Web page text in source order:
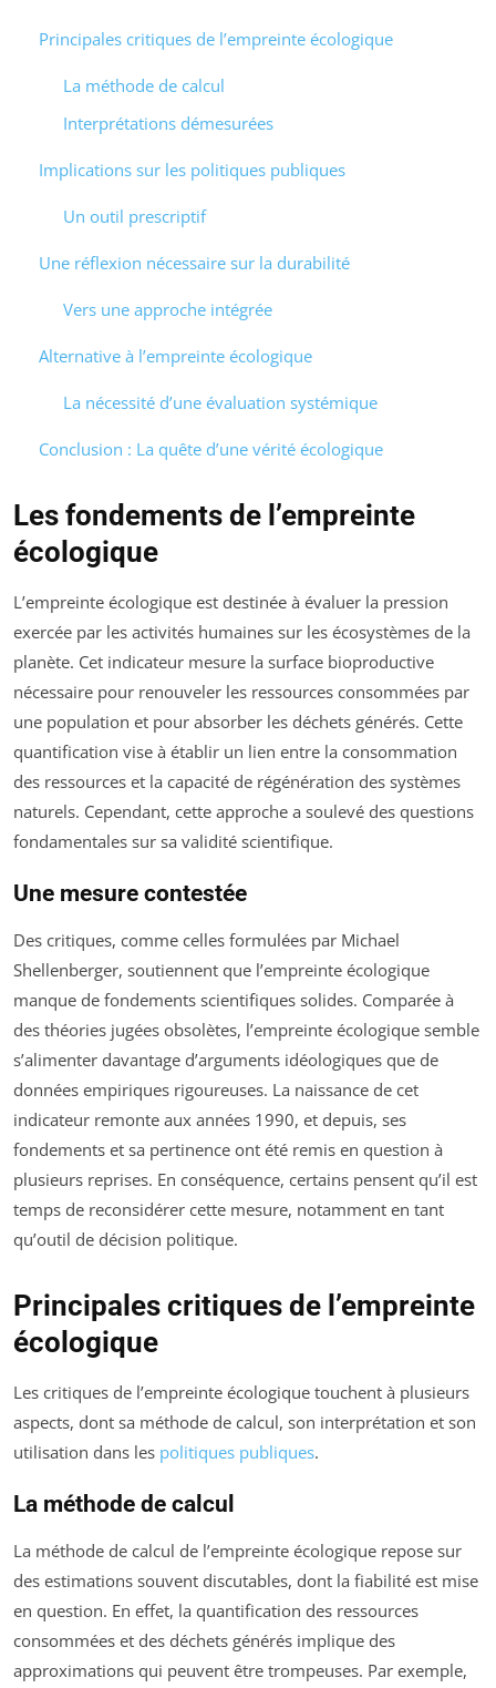
Principales critiques de l’empreinte écologique
La méthode de calcul
Interprétations démesurées
Implications sur les politiques publiques
Un outil prescriptif
Une réflexion nécessaire sur la durabilité
Vers une approche intégrée
Alternative à l’empreinte écologique
La nécessité d’une évaluation systémique
Conclusion : La quête d’une vérité écologique
Les fondements de l’empreinte
écologique
L’empreinte écologique est destinée à évaluer la pression
exercée par les activités humaines sur les écosystèmes de la
planète. Cet indicateur mesure la surface bioproductive
nécessaire pour renouveler les ressources consommées par
une population et pour absorber les déchets générés. Cette
quantification vise à établir un lien entre la consommation
des ressources et la capacité de régénération des systèmes
naturels. Cependant, cette approche a soulevé des questions
fondamentales sur sa validité scientifique.
Une mesure contestée
Des critiques, comme celles formulées par Michael
Shellenberger, soutiennent que l’empreinte écologique
manque de fondements scientifiques solides. Comparée à
des théories jugées obsolètes, l’empreinte écologique semble
s’alimenter davantage d’arguments idéologiques que de
données empiriques rigoureuses. La naissance de cet
indicateur remonte aux années 1990, et depuis, ses
fondements et sa pertinence ont été remis en question à
plusieurs reprises. En conséquence, certains pensent qu’il est
temps de reconsidérer cette mesure, notamment en tant
qu’outil de décision politique.
Principales critiques de l’empreinte
écologique
Les critiques de l’empreinte écologique touchent à plusieurs
aspects, dont sa méthode de calcul, son interprétation et son
utilisation dans les politiques publiques.
La méthode de calcul
La méthode de calcul de l’empreinte écologique repose sur
des estimations souvent discutables, dont la fiabilité est mise
en question. En effet, la quantification des ressources
consommées et des déchets générés implique des
approximations qui peuvent être trompeuses. Par exemple,